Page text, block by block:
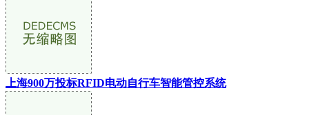
上海900万投标RFID电动自行车智能管控系统